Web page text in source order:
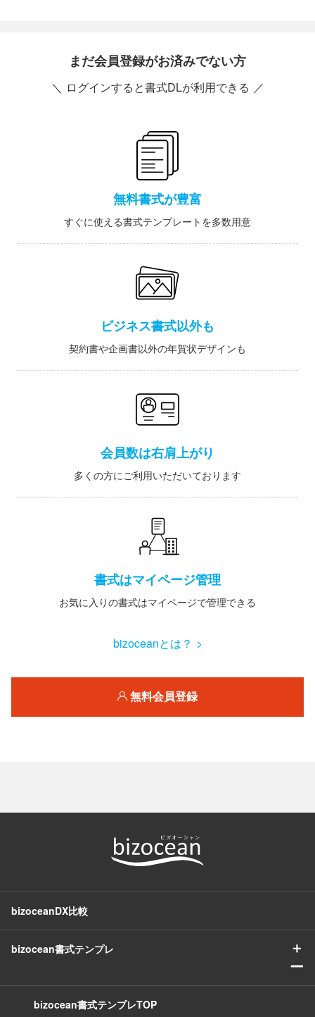
まだ会員登録がお済みでない方
＼ ログインすると書式DLが利用できる ／
無料書式が豊富
すぐに使える書式テンプレートを多数用意
ビジネス書式以外も
契約書や企画書以外の年賀状デザインも
会員数は右肩上がり
多くの方にご利用いただいております
書式はマイページ管理
お気に入りの書式はマイページで管理できる
bizoceanとは？ >
無料会員登録
bizoceanDX比較
bizocean書式テンプレ
＋
ー
bizocean書式テンプレTOP